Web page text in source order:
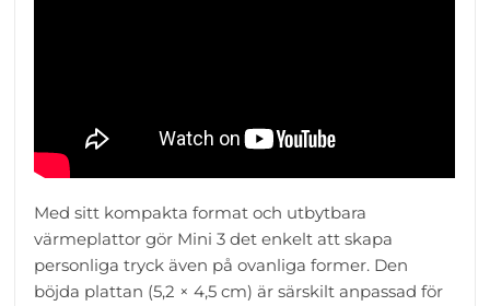
Med sitt kompakta format och utbytbara
värmeplattor gör Mini 3 det enkelt att skapa
personliga tryck även på ovanliga former. Den
böjda plattan (5,2 × 4,5 cm) är särskilt anpassad för